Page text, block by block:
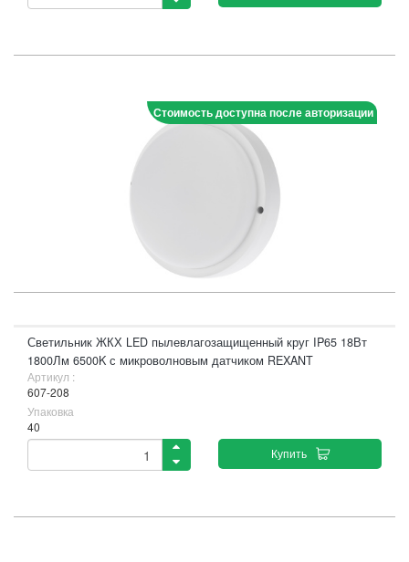
Стоимость доступна после авторизации
Светильник ЖКХ LED пылевлагозащищенный круг IP65 18Вт
1800Лм 6500K с микроволновым датчиком REXANT
Артикул :
607-208
Упаковка
40
Купить